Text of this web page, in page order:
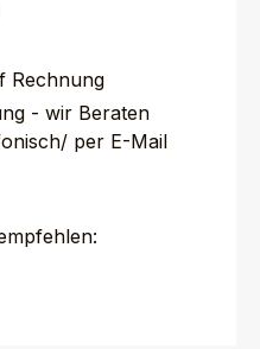
Rechnung
- wir Beraten
per E-Mail